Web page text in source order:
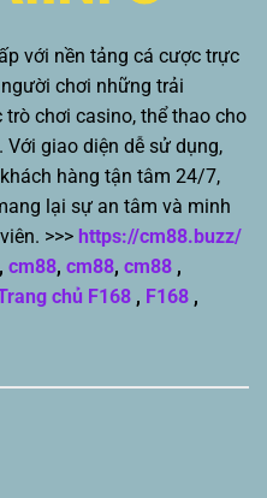
với nền tảng cá cược trực
chơi những trải
chơi casino, thể thao cho
giao diện dễ sử dụng,
hàng tận tâm 24/7,
lại sự an tâm và minh
>>> https://cm88.buzz/
, cm88, cm88, cm88 ,
chủ F168 , F168 ,